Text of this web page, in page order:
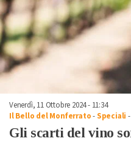
Venerdì, 11 Ottobre 2024 - 11:34
Il Bello del Monferrato-Speciali -
Gli scarti del vino